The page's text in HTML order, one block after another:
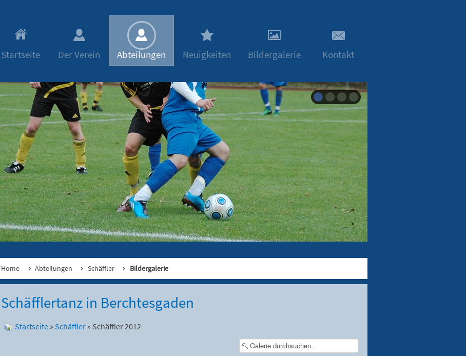
Startseite Der Verein Abteilungen Neuigkeiten Bildergalerie Kontakt
Home Abteilungen Schäffler Bildergalerie
Schäfflertanz in Berchtesgaden
Startseite » Schäffler » Schäffler 2012